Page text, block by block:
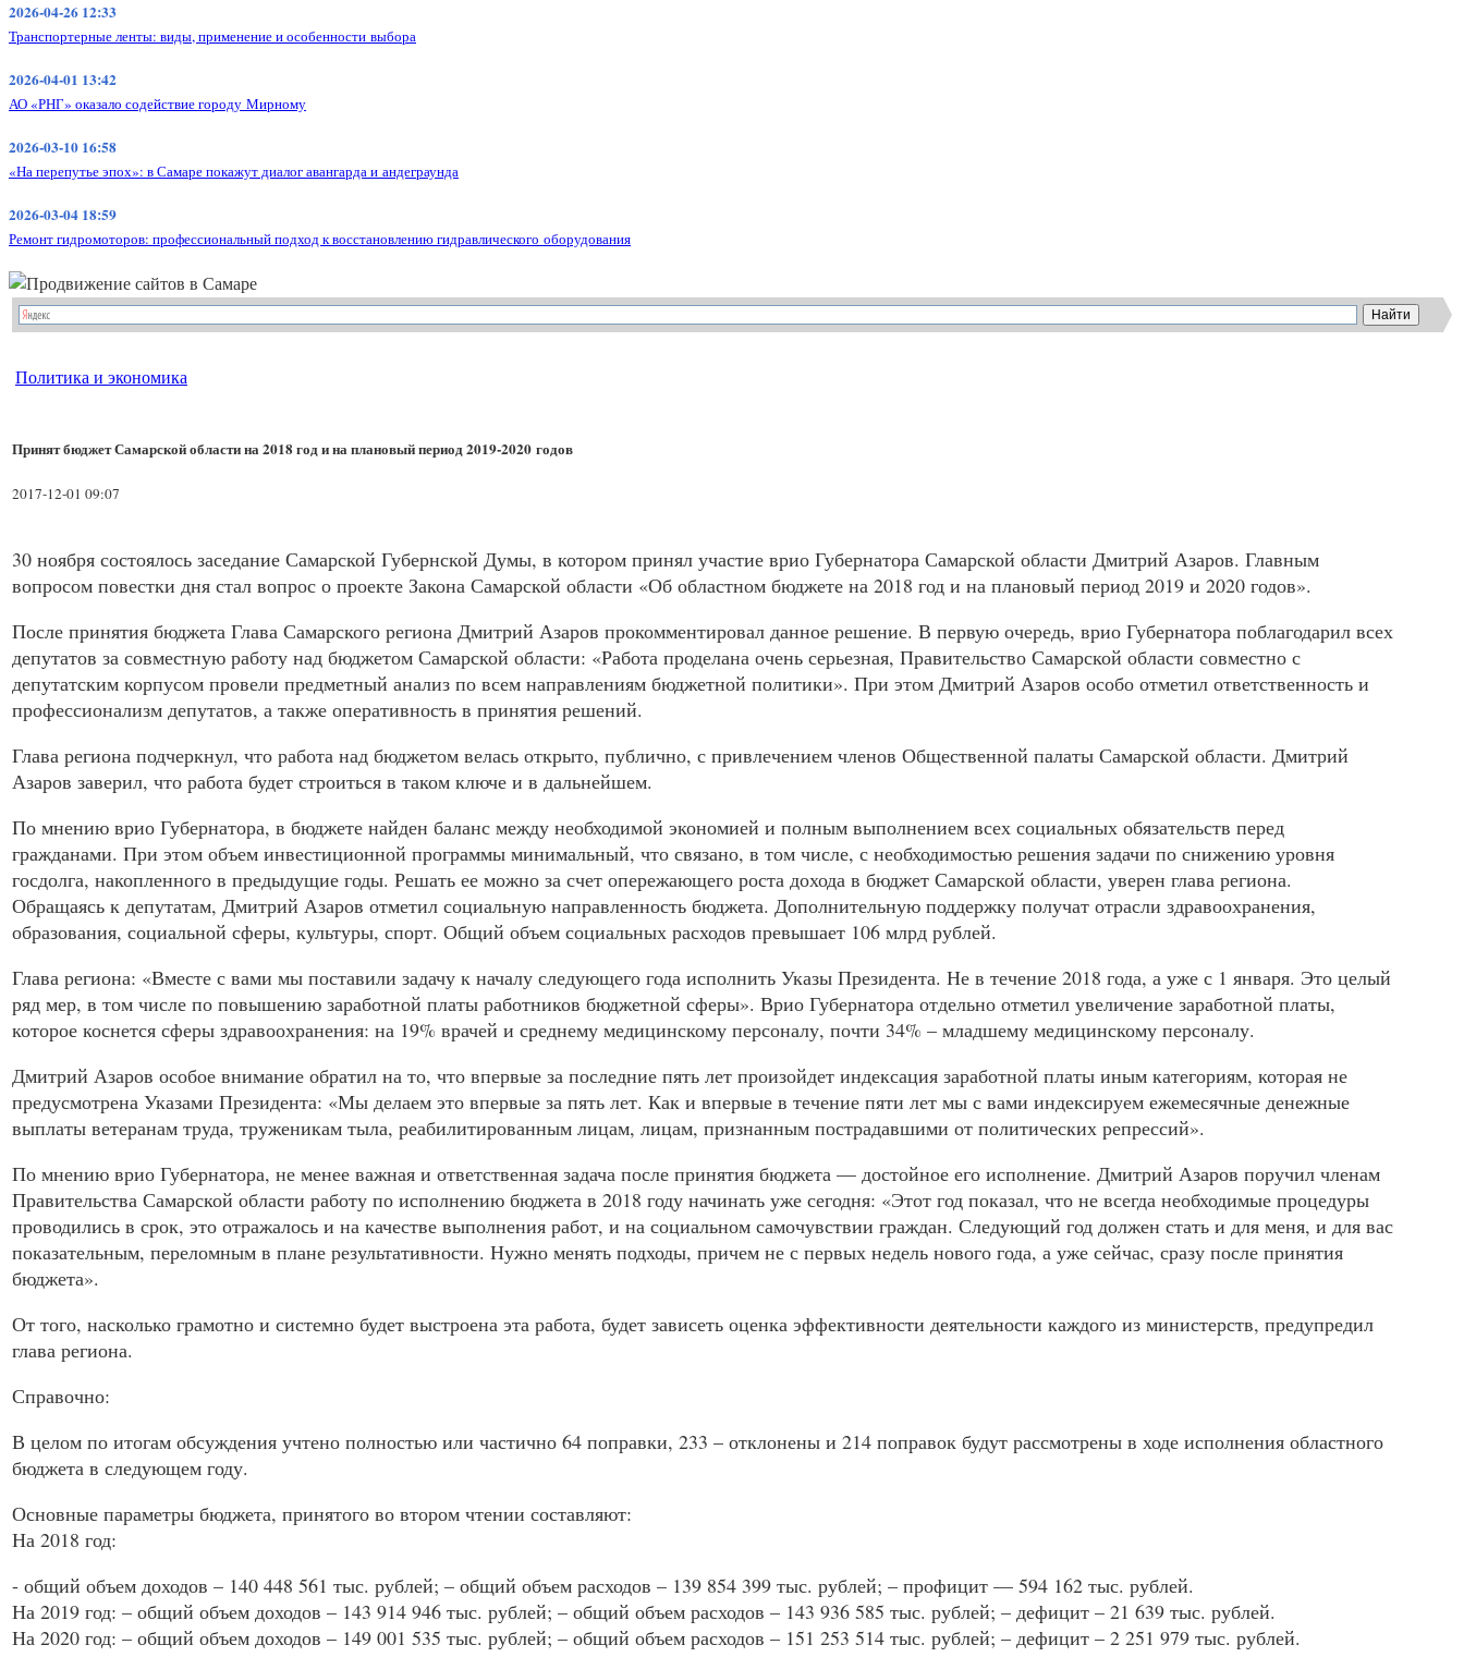
2026-04-26 12:33
Транспортерные ленты: виды, применение и особенности выбора
2026-04-01 13:42
АО «РНГ» оказало содействие городу Мирному
2026-03-10 16:58
«На перепутье эпох»: в Самаре покажут диалог авангарда и андеграунда
2026-03-04 18:59
Ремонт гидромоторов: профессиональный подход к восстановлению гидравлического оборудования
Политика и экономика
Принят бюджет Самарской области на 2018 год и на плановый период 2019-2020 годов
2017-12-01 09:07
30 ноября состоялось заседание Самарской Губернской Думы, в котором принял участие врио Губернатора Самарской области Дмитрий Азаров. Главным
вопросом повестки дня стал вопрос о проекте Закона Самарской области «Об областном бюджете на 2018 год и на плановый период 2019 и 2020 годов».
После принятия бюджета Глава Самарского региона Дмитрий Азаров прокомментировал данное решение. В первую очередь, врио Губернатора поблагодарил всех
депутатов за совместную работу над бюджетом Самарской области: «Работа проделана очень серьезная, Правительство Самарской области совместно с
депутатским корпусом провели предметный анализ по всем направлениям бюджетной политики». При этом Дмитрий Азаров особо отметил ответственность и
профессионализм депутатов, а также оперативность в принятия решений.
Глава региона подчеркнул, что работа над бюджетом велась открыто, публично, с привлечением членов Общественной палаты Самарской области. Дмитрий
Азаров заверил, что работа будет строиться в таком ключе и в дальнейшем.
По мнению врио Губернатора, в бюджете найден баланс между необходимой экономией и полным выполнением всех социальных обязательств перед
гражданами. При этом объем инвестиционной программы минимальный, что связано, в том числе, с необходимостью решения задачи по снижению уровня
госдолга, накопленного в предыдущие годы. Решать ее можно за счет опережающего роста дохода в бюджет Самарской области, уверен глава региона.
Обращаясь к депутатам, Дмитрий Азаров отметил социальную направленность бюджета. Дополнительную поддержку получат отрасли здравоохранения,
образования, социальной сферы, культуры, спорт. Общий объем социальных расходов превышает 106 млрд рублей.
Глава региона: «Вместе с вами мы поставили задачу к началу следующего года исполнить Указы Президента. Не в течение 2018 года, а уже с 1 января. Это целый
ряд мер, в том числе по повышению заработной платы работников бюджетной сферы». Врио Губернатора отдельно отметил увеличение заработной платы,
которое коснется сферы здравоохранения: на 19% врачей и среднему медицинскому персоналу, почти 34% – младшему медицинскому персоналу.
Дмитрий Азаров особое внимание обратил на то, что впервые за последние пять лет произойдет индексация заработной платы иным категориям, которая не
предусмотрена Указами Президента: «Мы делаем это впервые за пять лет. Как и впервые в течение пяти лет мы с вами индексируем ежемесячные денежные
выплаты ветеранам труда, труженикам тыла, реабилитированным лицам, лицам, признанным пострадавшими от политических репрессий».
По мнению врио Губернатора, не менее важная и ответственная задача после принятия бюджета — достойное его исполнение. Дмитрий Азаров поручил членам
Правительства Самарской области работу по исполнению бюджета в 2018 году начинать уже сегодня: «Этот год показал, что не всегда необходимые процедуры
проводились в срок, это отражалось и на качестве выполнения работ, и на социальном самочувствии граждан. Следующий год должен стать и для меня, и для вас
показательным, переломным в плане результативности. Нужно менять подходы, причем не с первых недель нового года, а уже сейчас, сразу после принятия
бюджета».
От того, насколько грамотно и системно будет выстроена эта работа, будет зависеть оценка эффективности деятельности каждого из министерств, предупредил
глава региона.
Справочно:
В целом по итогам обсуждения учтено полностью или частично 64 поправки, 233 – отклонены и 214 поправок будут рассмотрены в ходе исполнения областного
бюджета в следующем году.
Основные параметры бюджета, принятого во втором чтении составляют:
На 2018 год:
- общий объем доходов – 140 448 561 тыс. рублей; – общий объем расходов – 139 854 399 тыс. рублей; – профицит — 594 162 тыс. рублей.
На 2019 год: – общий объем доходов – 143 914 946 тыс. рублей; – общий объем расходов – 143 936 585 тыс. рублей; – дефицит – 21 639 тыс. рублей.
На 2020 год: – общий объем доходов – 149 001 535 тыс. рублей; – общий объем расходов – 151 253 514 тыс. рублей; – дефицит – 2 251 979 тыс. рублей.